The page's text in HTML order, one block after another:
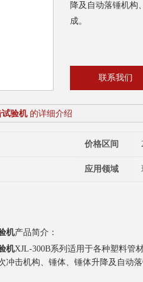
降及自动落锤机构
成。
联系我们
验机 的详细介绍
价格区间
应用领域
机产品简介：
机XJL-300B系列适用于各种塑料管
冲击机构、锤体、锤体升降及自动